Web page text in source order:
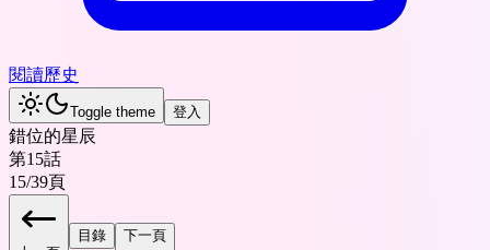
閱讀歷史
Toggle theme 登入
錯位的星辰
第15話
15/39頁
目錄 下一頁